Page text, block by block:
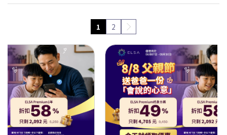
Instruction
1 2